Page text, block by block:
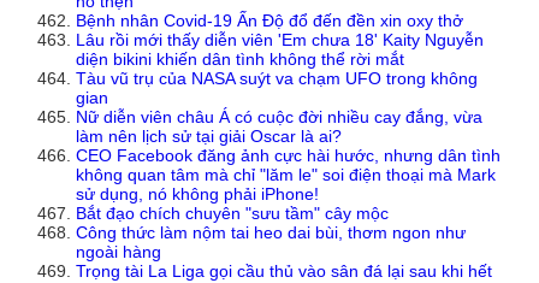
Bệnh nhân Covid-19 Ấn Độ đổ đến đền xin oxy thở
Lâu rồi mới thấy diễn viên 'Em chưa 18' Kaity Nguyễn
diện bikini khiến dân tình không thể rời mắt
Tàu vũ trụ của NASA suýt va chạm UFO trong không
gian
Nữ diễn viên châu Á có cuộc đời nhiều cay đắng, vừa
làm nên lịch sử tại giải Oscar là ai?
CEO Facebook đăng ảnh cực hài hước, nhưng dân tình
không quan tâm mà chỉ "lăm le" soi điện thoại mà Mark
sử dụng, nó không phải iPhone!
Bắt đạo chích chuyên "sưu tầm" cây mộc
Công thức làm nộm tai heo dai bùi, thơm ngon như
ngoài hàng
Trọng tài La Liga gọi cầu thủ vào sân đá lại sau khi hết